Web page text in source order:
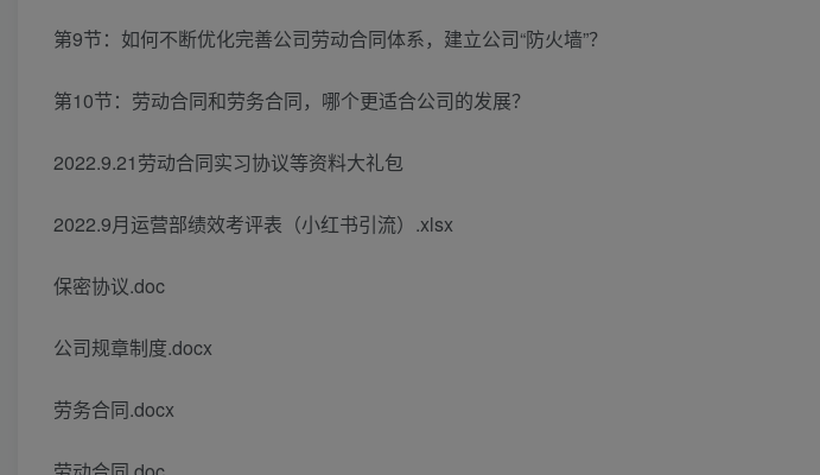
第9节：如何不断优化完善公司劳动合同体系，建立公司“防火墙”？
第10节：劳动合同和劳务合同，哪个更适合公司的发展？
2022.9.21劳动合同实习协议等资料大礼包
2022.9月运营部绩效考评表（小红书引流）.xlsx
保密协议.doc
公司规章制度.docx
劳务合同.docx